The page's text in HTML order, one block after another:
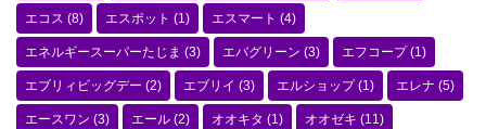
エコス (8) エスポット (1) エスマート (4)
エネルギースーパーたじま (3) エバグリーン (3) エフコープ(1)
エブリィビッグデー (2) エブリイ (3) エルショップ(1) エレナ (5)
エースワン (3) エール (2) オオキタ (1) オオゼキ (11)